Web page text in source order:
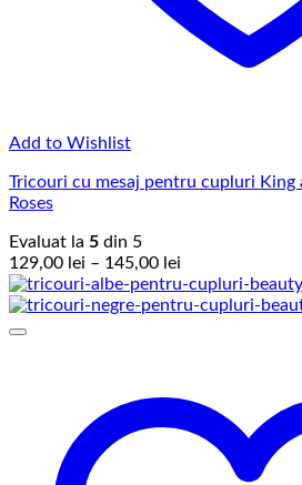
Add to Wishlist
Tricouri cu mesaj pentru cupluri King
Roses
Evaluat la 5 din 5
129,00 lei – 145,00 lei
de
prețuri: